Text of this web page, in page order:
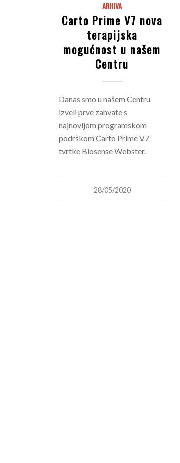
ARHIVA
Carto Prime V7 nova
terapijska
mogućnost u našem
Centru
Danas smo u našem Centru
izveli prve zahvate s
najnovijom programskom
podrškom Carto Prime V7
tvrtke Biosense Webster.
28/05/2020